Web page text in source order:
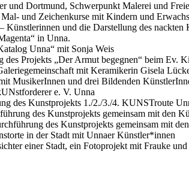
und Dortmund, Schwerpunkt Malerei und
und Zeichenkurse mit Kindern und
und die Darstellung des nackten
in Unna.
Unna“ mit Sonja Weis
Projekts „Der Armut begegnen“ beim Ev.
mit Keramikerin Gisela
MusikerInnen und drei Bildenden
e. V. Unna
des Kunstprojekts 1./2./3./4. KUNSTroute
des Kunstprojekts gemeinsam mit den
des Kunstprojekts gemeinsam mit
in der Stadt mit Unnaer Künstler*innen
einer Stadt, ein Fotoprojekt mit Frauke